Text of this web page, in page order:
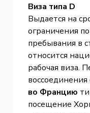
Виза типа D
Выдается на
ограничения
пребывания в
относится
рабочая виза.
воссоединения
во Францию
посещение